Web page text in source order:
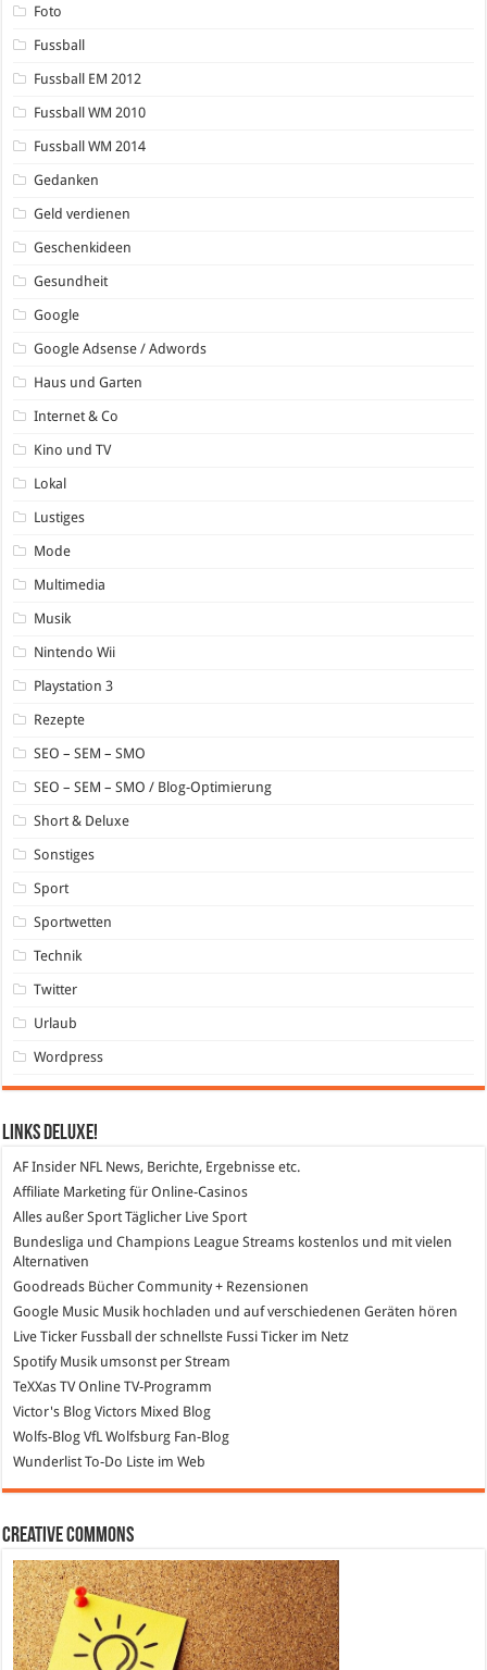
Foto
Fussball
Fussball EM 2012
Fussball WM 2010
Fussball WM 2014
Gedanken
Geld verdienen
Geschenkideen
Gesundheit
Google
Google Adsense / Adwords
Haus und Garten
Internet & Co
Kino und TV
Lokal
Lustiges
Mode
Multimedia
Musik
Nintendo Wii
Playstation 3
Rezepte
SEO – SEM – SMO
SEO – SEM – SMO / Blog-Optimierung
Short & Deluxe
Sonstiges
Sport
Sportwetten
Technik
Twitter
Urlaub
Wordpress
Links DeLuXe!
AF Insider NFL News, Berichte, Ergebnisse etc.
Affiliate Marketing für Online-Casinos
Alles außer SportTäglicher Live Sport
Bundesliga und Champions League Streams kostenlos und mit vielen
Alternativen
Goodreads Bücher Community + Rezensionen
Google Music Musik hochladen und auf verschiedenen Geräten hören
Live Ticker Fussball
der schnellste Fussi Ticker im Netz
SpotifyMusik umsonst per Stream
TeXXas TVOnline TV-Programm
Victor's Blog Victors Mixed Blog
Wolfs-Blog VfL Wolfsburg Fan-Blog
WunderlistTo-Do Liste im Web
Creative Commons